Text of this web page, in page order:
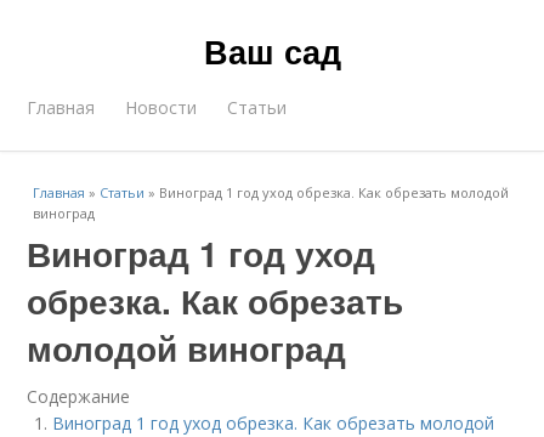
Ваш сад
Главная Новости Статьи
Главная » Статьи » Виноград 1 год уход обрезка. Как обрезать молодой
виноград
Виноград 1 год уход
обрезка. Как обрезать
молодой виноград
Содержание
Виноград 1 год уход обрезка. Как обрезать молодой